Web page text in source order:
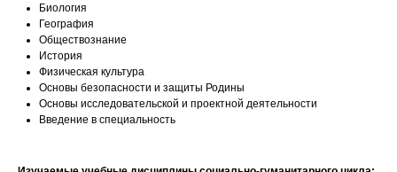
Биология
География
Обществознание
История
Физическая культура
Основы безопасности и защиты Родины
Основы исследовательской и проектной деятельности
Введение в специальность